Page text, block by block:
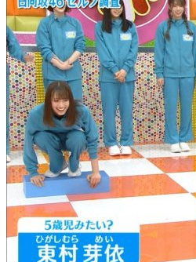
【川﨑桜】まあ、でも筑駒
筒井あやめ、アレをチラリ
Powered by livedoor 相互